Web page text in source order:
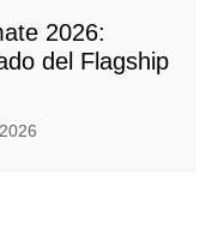
2026:
del Flagship